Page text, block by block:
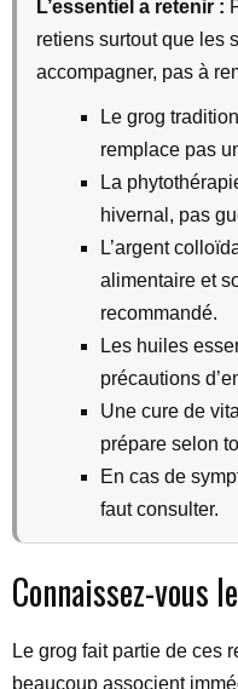
L’essentiel a retenir :
retiens surtout que les
accompagner, pas à
Le grog
remplace pas
La
hivernal, pas
L’argent
alimentaire et
recommandé.
Les huiles
précautions
Une cure de
prépare selon
En cas de
faut consulter.
Connaissez-vous
Le grog fait partie de ces
beaucoup associent